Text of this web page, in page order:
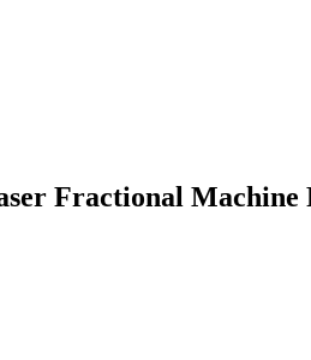
Fractional Machine